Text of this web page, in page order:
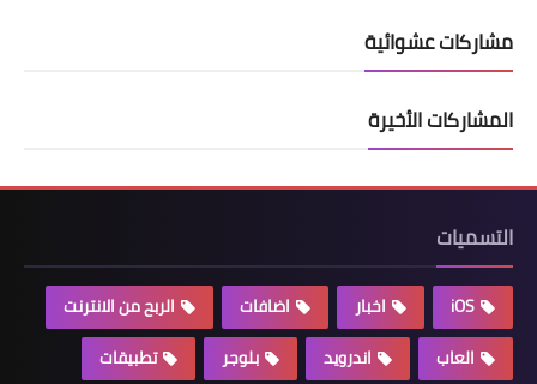
مشاركات عشوائية
المشاركات الأخيرة
التسميات
iOS اخبار اضافات
الربح من الانترنت
العاب
اندرويد بلوجر
تطبيقات